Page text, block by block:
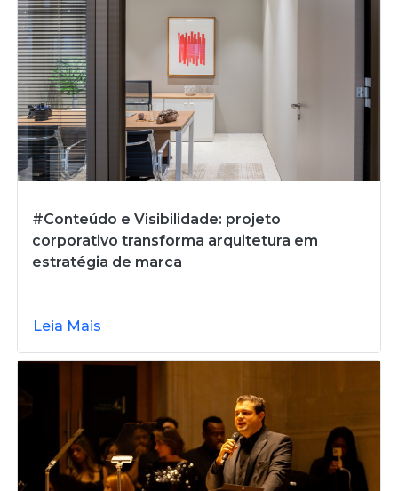
#Conteúdo e Visibilidade: projeto
corporativo transforma arquitetura em
estratégia de marca
Leia Mais